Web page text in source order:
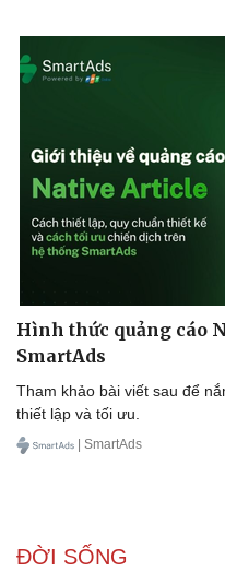
Hình thức quảng cáo
SmartAds
Tham khảo bài viết sau để
thiết lập và tối ưu.
| SmartAds
ĐỜI SỐNG